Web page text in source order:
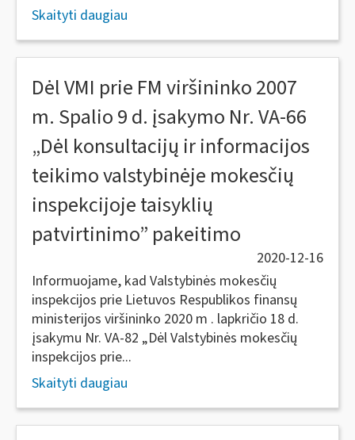
Skaityti daugiau
Dėl VMI prie FM viršininko 2007
m. Spalio 9 d. įsakymo Nr. VA-66
„Dėl konsultacijų ir informacijos
teikimo valstybinėje mokesčių
inspekcijoje taisyklių
patvirtinimo” pakeitimo
2020-12-16
Informuojame, kad Valstybinės mokesčių
inspekcijos prie Lietuvos Respublikos finansų
ministerijos viršininko 2020 m . lapkričio 18 d.
įsakymu Nr. VA-82 „Dėl Valstybinės mokesčių
inspekcijos prie...
Skaityti daugiau